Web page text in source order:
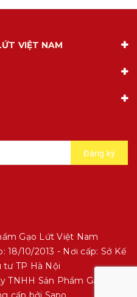
VIỆT NAM
Đăng ký
Gạo Lứt Việt Nam
18/10/2013 - Nơi cấp: Sở Kế
tư TP Hà Nội
TNHH Sản Phẩm Gạo Lứt